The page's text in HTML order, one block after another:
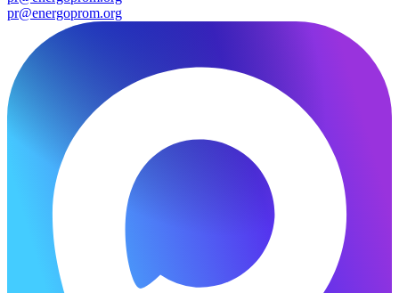
pr@energoprom.org